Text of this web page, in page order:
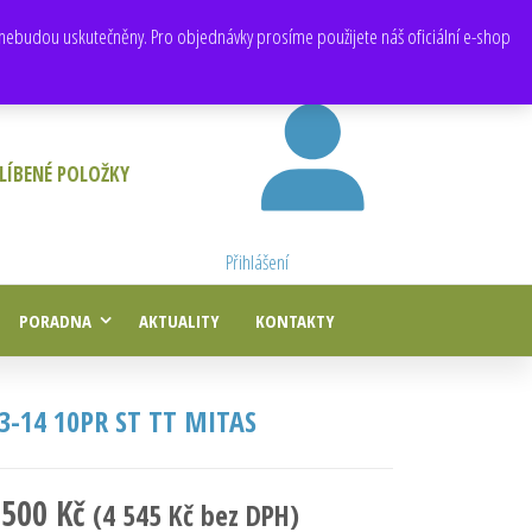
uskutečněny. Pro objednávky prosíme použijete náš oficiální e-shop
POLOŽKY
Přihlášení
PORADNA AKTUALITY KONTAKTY
14 10PR ST TT MITAS
Kč (4 545 Kčbez DPH)